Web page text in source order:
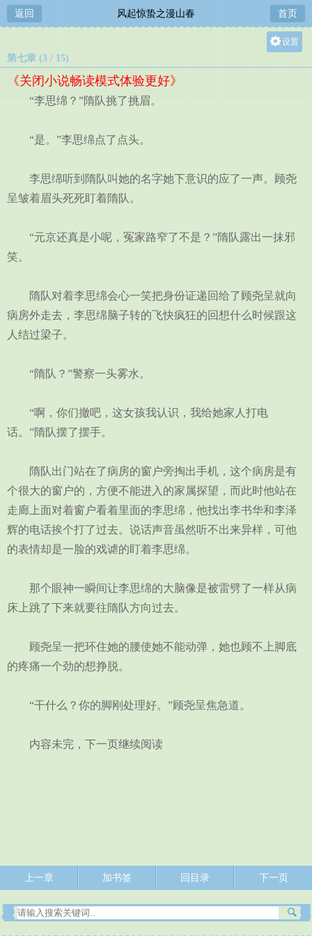
返回 风起惊蛰之漫山春 首页
设置
第七章 (3 / 15)
《关闭小说畅读模式体验更好》
“李思绵？”隋队挑了挑眉。
“是。”李思绵点了点头。
李思绵听到隋队叫她的名字她下意识的应了一声。顾尧
呈皱着眉头死死盯着隋队。
“元京还真是小呢，冤家路窄了不是？”隋队露出一抹邪
笑。
隋队对着李思绵会心一笑把身份证递回给了顾尧呈就向
病房外走去，李思绵脑子转的飞快疯狂的回想什么时候跟这
人结过梁子。
“隋队？”警察一头雾水。
“啊，你们撤吧，这女孩我认识，我给她家人打电
话。”隋队摆了摆手。
隋队出门站在了病房的窗户旁掏出手机，这个病房是有
个很大的窗户的，方便不能进入的家属探望，而此时他站在
走廊上面对着窗户看着里面的李思绵，他找出李书华和李泽
辉的电话挨个打了过去。说话声音虽然听不出来异样，可他
的表情却是一脸的戏谑的盯着李思绵。
那个眼神一瞬间让李思绵的大脑像是被雷劈了一样从病
床上跳了下来就要往隋队方向过去。
顾尧呈一把环住她的腰使她不能动弹，她也顾不上脚底
的疼痛一个劲的想挣脱。
“干什么？你的脚刚处理好。”顾尧呈焦急道。
内容未完，下一页继续阅读
上一章 加书签 回目录 下一页